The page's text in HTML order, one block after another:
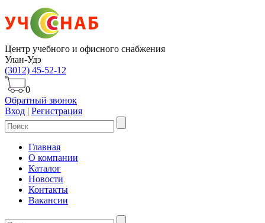
Центр учебного и офисного снабжения
Улан-Удэ
(3012) 45-52-12
0
Обратный звонок
Вход | Регистрация
Главная
О компании
Каталог
Новости
Контакты
Вакансии